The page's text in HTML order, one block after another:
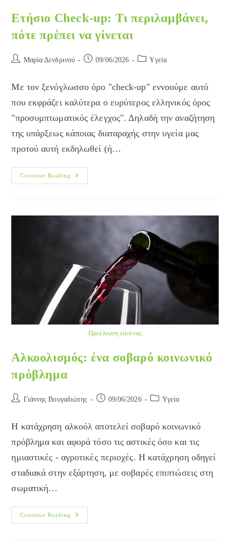
Ετήσιο Check-up: Τι περιλαμβάνει,
πότε πρέπει να γίνεται
Post Μαρία Δενδρινού
Post09/06/2026
PostYγεία
Με τον ξενόγλωσσο όρο "check-up" εννοούμε αυτό
που εκφράζει καλύτερα ο ευρύτερος ελληνικός όρος
"προσυμπτωματικός έλεγχος". Δηλαδή την αναζήτηση
της υπάρξεως κάποιας διαταραχής στην υγεία μας
προτού αυτή εκδηλωθεί (ή…
Continue Reading
Ετήσιο
Check-
Προέλευση εικόνας
Αλκοολισμός: ένα σοβαρό κοινωνικό
πρόβλημα
Post Γιάννης Βουγαδιώτης
Post 09/06/2026
PostYγεία
Η κατάχρηση αλκοόλ αποτελεί σοβαρό κοινωνικό
πρόβλημα και αφορά τόσο τις αστικές όσο και τις
ημιαστικές - αγροτικές περιοχές. Η κατάχρηση οδηγεί
σταδιακά στην εξάρτηση, με σοβαρές επιπτώσεις στη
σωματική…
Continue Reading
Αλκοολισμός:
Ένα